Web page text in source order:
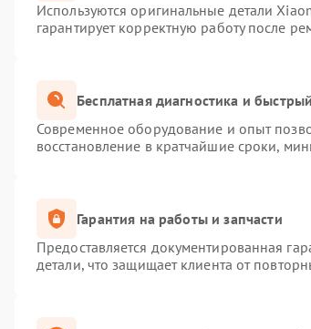
Используются оригинальные детали
гарантирует корректную работу после
Бесплатная диагностика и
Современное оборудование и опыт
восстановление в кратчайшие сроки,
Гарантия на работы и запчасти
Предоставляется документированная
детали, что защищает клиента от